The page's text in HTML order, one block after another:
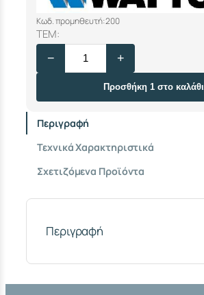
Κωδ. προμηθευτή: 200
ΤΕΜ:
Τ
Α
Α
Ε
Ρ
Λ
Υ
Σ
− +
Προσθήκη 1 στο καλάθι
Περιγραφή
Τεχνικά Χαρακτηριστικά
Σχετιζόμενα Προϊόντα
Περιγραφή